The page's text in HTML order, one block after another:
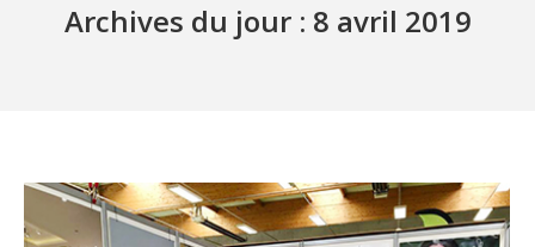
Archives du jour : 8 avril 2019